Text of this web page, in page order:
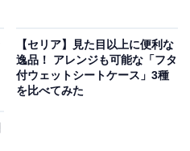
【セリア】見た目以上に便利な
逸品！ アレンジも可能な「フタ
付ウェットシートケース」3種
を比べてみた